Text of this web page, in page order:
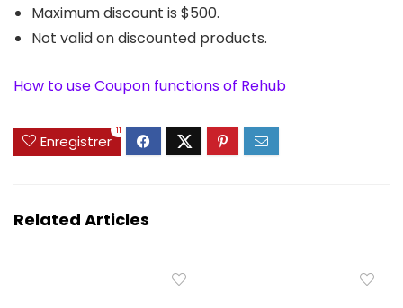
Maximum discount is $500.
Not valid on discounted products.
How to use Coupon functions of Rehub
Enregistrer
11
Related Articles